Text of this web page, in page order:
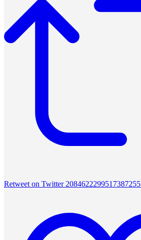
Retweet on Twitter 2084622299517387255